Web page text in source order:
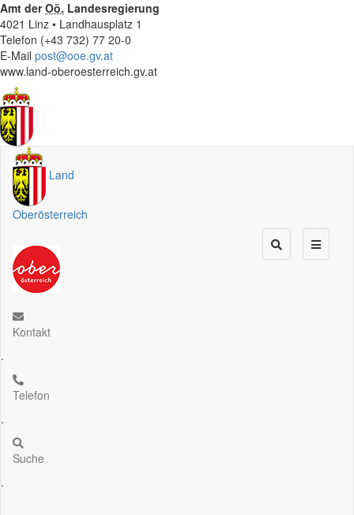
Amt derOö. Landesregierung
4021 Linz • Landhausplatz 1
Telefon (+43 732) 77 20-0
E-Mail post@ooe.gv.at
www.land-oberoesterreich.gv.at
Land
Oberösterreich
Kontakt
.
Telefon
.
Suche
.